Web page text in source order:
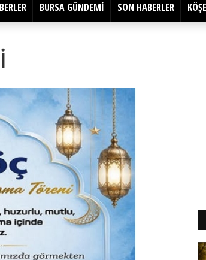
BURSA GÜNDEMİ SON HABERLER